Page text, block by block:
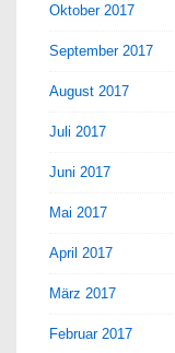
Oktober 2017
September 2017
August 2017
Juli 2017
Juni 2017
Mai 2017
April 2017
März 2017
Februar 2017